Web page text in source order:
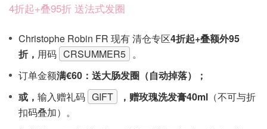
4折起+叠95折 送法式发圈
Christophe Robin FR 现有 清仓专区4折起+叠额外95
折， 用码 CRSUMMER5 。
订单金额满€60：送大肠发圈（自动掉落）；
或， 输入赠礼码 GIFT ，赠玫瑰洗发膏40ml （不可与折
扣码叠加）。